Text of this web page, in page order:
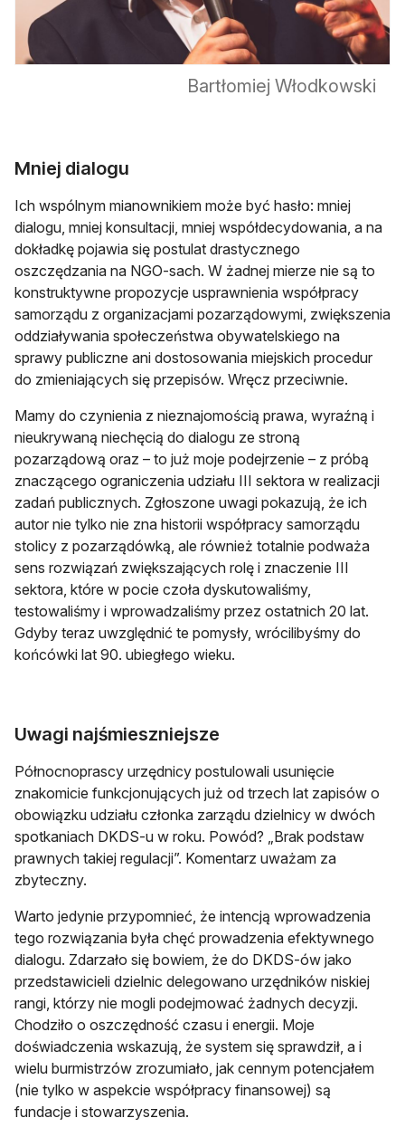
Bartłomiej Włodkowski
Mniej dialogu
Ich wspólnym mianownikiem może być hasło: mniej
dialogu, mniej konsultacji, mniej współdecydowania, a na
dokładkę pojawia się postulat drastycznego
oszczędzania na NGO-sach. W żadnej mierze nie są to
konstruktywne propozycje usprawnienia współpracy
samorządu z organizacjami pozarządowymi, zwiększenia
oddziaływania społeczeństwa obywatelskiego na
sprawy publiczne ani dostosowania miejskich procedur
do zmieniających się przepisów. Wręcz przeciwnie.
Mamy do czynienia z nieznajomością prawa, wyraźną i
nieukrywaną niechęcią do dialogu ze stroną
pozarządową oraz – to już moje podejrzenie – z próbą
znaczącego ograniczenia udziału III sektora w realizacji
zadań publicznych. Zgłoszone uwagi pokazują, że ich
autor nie tylko nie zna historii współpracy samorządu
stolicy z pozarządówką, ale również totalnie podważa
sens rozwiązań zwiększających rolę i znaczenie III
sektora, które w pocie czoła dyskutowaliśmy,
testowaliśmy i wprowadzaliśmy przez ostatnich 20 lat.
Gdyby teraz uwzględnić te pomysły, wrócilibyśmy do
końcówki lat 90. ubiegłego wieku.
Uwagi najśmieszniejsze
Północnoprascy urzędnicy postulowali usunięcie
znakomicie funkcjonujących już od trzech lat zapisów o
obowiązku udziału członka zarządu dzielnicy w dwóch
spotkaniach DKDS-u w roku. Powód? „Brak podstaw
prawnych takiej regulacji”. Komentarz uważam za
zbyteczny.
Warto jedynie przypomnieć, że intencją wprowadzenia
tego rozwiązania była chęć prowadzenia efektywnego
dialogu. Zdarzało się bowiem, że do DKDS-ów jako
przedstawicieli dzielnic delegowano urzędników niskiej
rangi, którzy nie mogli podejmować żadnych decyzji.
Chodziło o oszczędność czasu i energii. Moje
doświadczenia wskazują, że system się sprawdził, a i
wielu burmistrzów zrozumiało, jak cennym potencjałem
(nie tylko w aspekcie współpracy finansowej) są
fundacje i stowarzyszenia.